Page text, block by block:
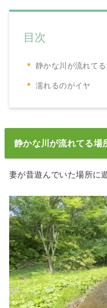
目次
静かな川が流れて
濡れるのがイヤ
静かな川が流れてる場
妻が昔遊んでいた場所に